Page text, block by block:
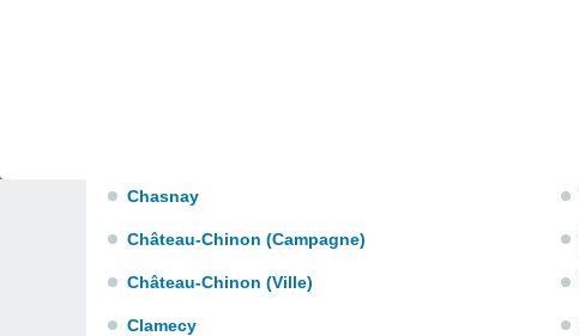
Chasnay
Château-Chinon (Campagne)
Château-Chinon (Ville)
Clamecy